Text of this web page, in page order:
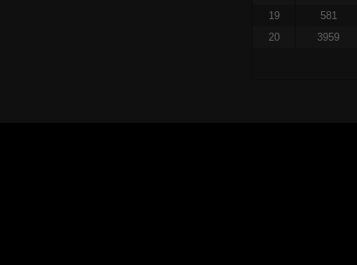
19
581
20
3959